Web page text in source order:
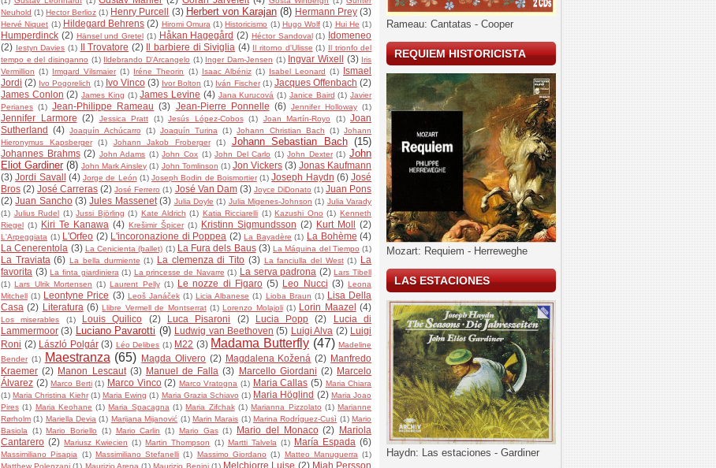
Neuhold (1) Hector Berlioz (1) Henry Purcell (3) Herbert von Karajan (8) Hermann Prey (3)
Hervé Niquet (1) Hildegard Behrens (2) Hiromi Omura (1) Historicismo (1) Hugo Wolf (1) Hui He (1)
Humperdinck (2) Hänsel und Gretel (1) Håkan Hagegård (2) Héctor Sandoval (1)
Idomeneo
(2)
Iestyn Davies (1) Il Trovatore (2) Il barbiere di Siviglia (4) Il ritorno d'Ulisse (1)
Il trionfo del
tempo e del disinganno (1) Ildebrando D'Arcangelo (1) Inger Dam-Jensen (1) Ingvar Wixell (3) Iris
Vermillion (1) Irmgard Vilsmaier (1) Iréne Theorin (1) Isaac Albéniz (1) Isabel Leonard (1)
Ismael
Jordi (2) Ivo Pogorelich (1) Ivo Vinco (3) Ivor Bolton (1) Iván Fischer (1) Jacques Offenbach (2)
James Conlon (2) James King (1) James Levine (4) Jana Kurucová (1) Janice Baird (1) Javier
Perianes (1) Jean-Philippe Rameau (3) Jean-Pierre Ponnelle (6) Jennifer Holloway (1)
Jennifer Larmore (2) Jessica Pratt (1) Jesús López-Cobos (1) Joan Martín-Royo (1) Joan
Sutherland
(4) Joaquín Achúcarro (1) Joaquín Turina (1) Johann Christian Bach (1) Johann
Hieronymus Kapsberger
(1) Johann Jakob Froberger (1) Johann Sebastian Bach (15)
Johannes Brahms (2) John Adams (1) John Cox (1) John Del Carlo (1) John Dexter (1) John
Eliot Gardiner (8) John Mark Ainsley (1) John Tomlinson (1) Jon Vickers (3) Jonas Kaufmann
(3) Jordi Savall (4) Jorge de León (1) Joseph Bodin de Boismortier (1) Joseph Haydn (6) José
Bros (2) José Carreras (2) José Ferrero (1) José Van Dam (3) Joyce DiDonato (1) Juan Pons
(2) Juan Sancho (3) Jules Massenet (3) Julia Doyle (1) Julia Migenes-Johnson (1) Julia Varady
(1) Julius Rudel (1) Jussi Björling (1) Kate Aldrich (1) Katia Ricciarelli (1) Kazushi Ono (1) Kenneth
Riegel
(1) Kiri Te Kanawa (4) Krešimir Špicer (1) Kristinn Sigmundsson (2) Kurt Moll (2)
L'Arpeggiata (1) L'Orfeo (2) L'incoronazione di Poppea (2) La Bayadère (1) La Bohème (4)
La Cenerentola (3) La Cenicienta (ballet) (1) La Fura dels Baus (3) La Máquina del Tiempo (1)
La Traviata (6) La bella durmiente (1) La clemenza di Tito (3) La fanciulla del West (1)
La
favorita (3) La finta giardiniera (1) La princesse de Navarre (1) La serva padrona (2) Lars Tibell
(1) Lars Ulrik Mortensen (1) Laurent Pelly (1) Le nozze di Figaro (5) Leo Nucci (3) Leona
Mitchell
(1) Leontyne Price (3) Leoš Janáček (1) Licia Albanese (1) Lioba Braun (1)
Lisa Della
Casa (2) Literatura (6) Llibre Vermell de Montserrat (1) Lorenzo Molajoli (1) Lorin Maazel (4)
Los miserables (1) Louis Quilico (2) Luca Pisaroni (2) Lucia Popp (2)
Lucia di
Lammermoor (3) Luciano Pavarotti (9) Ludwig van Beethoven (5) Luigi Alva (2)
Luigi
Roni (2) László Polgár (3) Léo Delibes (1) M22 (3) Madama Butterfly (47) Madeline
Bender (1) Maestranza (65) Magda Olivero (2) Magdalena Kožená (2) Manfredo
Kraemer (2) Manon Lescaut (3) Manuel de Falla (3) Marcello Giordani (2) Marcelo
Álvarez (2) Marco Berti (1) Marco Vinco (2) Marco Vratogna (1) Maria Callas (5) Maria Chiara
(1) Maria Christina Kiehr (1) Maria Ewing (1) Maria Grazia Schiavo (1) Maria Höglind (2) Maria Joao
Pires (1) Maria Keohane (1) Maria Spacagna (1) Maria Zifchak (1) Marianna Pizzolato (1) Marianne
Rørholm (1) Mariella Devia (1) Marijana Mijanović (1) Marin Marais (1) Marina Rodríguez-Cusì (1) Mario
Basiola (1) Mario Boriello (1) Mario Carlin (1) Mario Gas (1) Mario del Monaco (2)
Mariola
Cantarero (2) Mariusz Kwiecien (1) Martin Thompson (1) Martti Talvela (1) María Espada (6)
Massimiliano Pisapia (1) Massimiliano Stefanelli (1) Massimo Giordano (1) Matteo Manuguerra (1)
Melchiorre Luise (2) Miah Persson
Rameau: Cantatas - Cooper
REQUIEM HISTORICISTA
Mozart: Requiem - Herreweghe
LAS ESTACIONES
Haydn: Las estaciones - Gardiner